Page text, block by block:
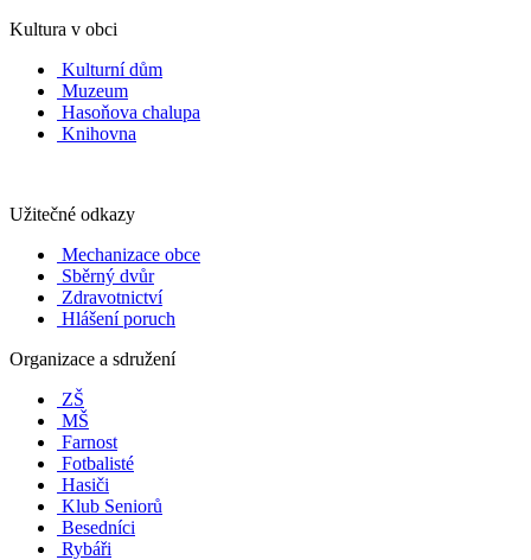
Kultura v obci
Kulturní dům
Muzeum
Hasoňova chalupa
Knihovna
Užitečné odkazy
Mechanizace obce
Sběrný dvůr
Zdravotnictví
Hlášení poruch
Organizace a sdružení
ZŠ
MŠ
Farnost
Fotbalisté
Hasiči
Klub Seniorů
Besedníci
Rybáři